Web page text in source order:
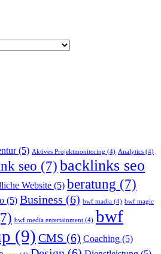
(5) Aktives Projektmonitoring (4) Analytics (4)
seo (7)backlinks seo
Website (5) beratung (7)
(5) Business (6) bwf madia (4) bwf magic
bwf media entertainment (4) bwf
(9) CMS (6) Coaching (5)